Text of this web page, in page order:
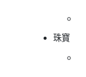
珠寶